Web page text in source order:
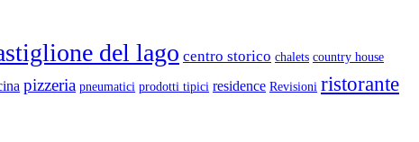
del lago centro storico chalets country house
pizzeria pneumatici prodotti tipici residence Revisioni ristorante